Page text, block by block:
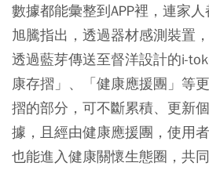
數據都能彙整到APP裡，連家
旭騰指出，透過器材感測裝置
透過藍芽傳送至督洋設計的i-
康存摺」、「健康應援團」等
摺的部分，可不斷累積、更新
據，且經由健康應援團，使用
也能進入健康關懷生態圈，共